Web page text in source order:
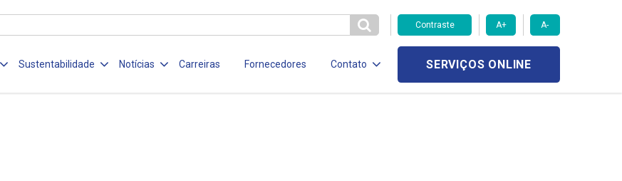
Contraste A+ A-
Sustentabilidade Notícias Carreiras Fornecedores Contato SERVIÇOS ONLINE